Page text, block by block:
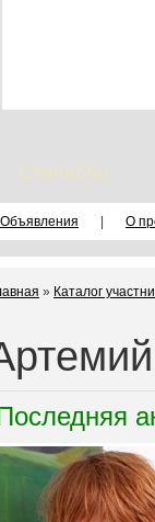
Стилисты
Объявления О
» Каталог
Последняя